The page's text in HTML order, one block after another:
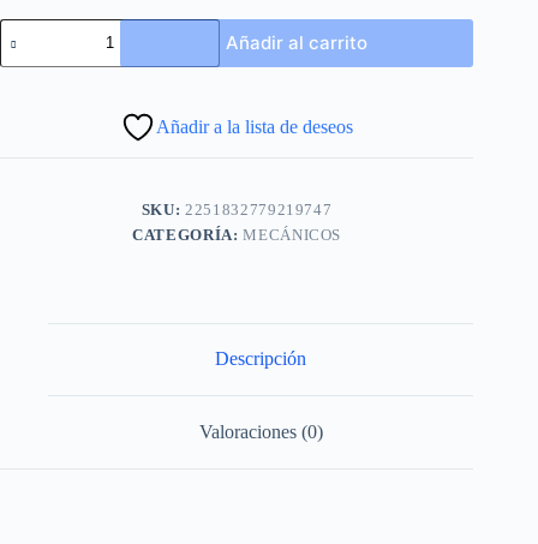
Winner-
reloj
mecánico
Añadir al carrito
Añadir a la lista de deseos
SKU: 2251832779219747
CATEGORÍA:MECÁNICOS
Descripción
Valoraciones (0)